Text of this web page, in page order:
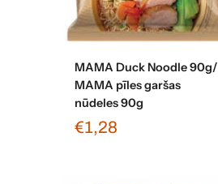
MAMA Duck Noodle 90g/
MAMA pīles garšas
nūdeles 90g
€1,28